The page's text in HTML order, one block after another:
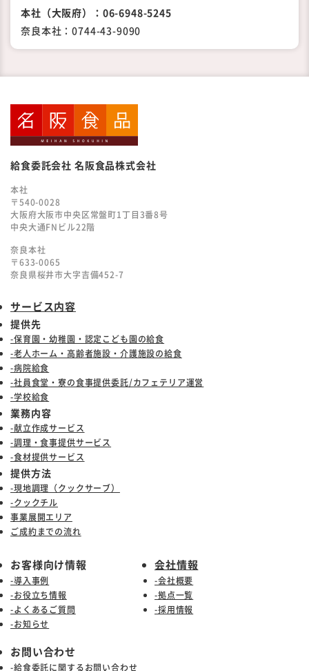
本社（大阪府）： 06-6948-5245
奈良本社：0744-43-9090
給食委託会社 名阪食品株式会社
本社
〒540-0028
大阪府大阪市中央区常盤町1丁目3番8号
中央大通FNビル22階
奈良本社
〒633-0065
奈良県桜井市大字吉備452-7
サービス内容
提供先
-保育園・幼稚園・認定こども園の給食
-老人ホーム・高齢者施設・介護施設の給食
-病院給食
-社員食堂・寮の食事提供委託/カフェテリア運営
-学校給食
業務内容
-献立作成サービス
-調理・食事提供サービス
-食材提供サービス
提供方法
-現地調理（クックサーブ）
-クックチル
事業展開エリア
ご成約までの流れ
お客様向け情報
-導入事例
-お役立ち情報
-よくあるご質問
-お知らせ
会社情報
-会社概要
-拠点一覧
-採用情報
お問い合わせ
-給食委託に関するお問い合わせ